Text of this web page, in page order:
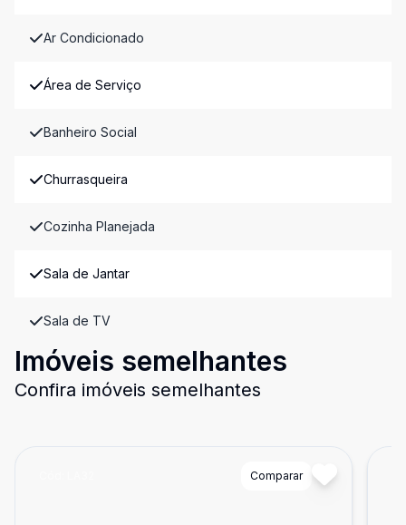
Ar Condicionado
Área de Serviço
Banheiro Social
Churrasqueira
Cozinha Planejada
Sala de Jantar
Sala de TV
Imóveis semelhantes
Confira imóveis semelhantes
Comparar